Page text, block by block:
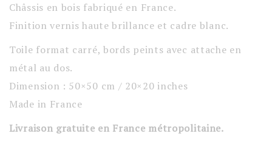
Châssis en bois fabriqué en France.
Finition vernis haute brillance et cadre blanc.
Toile format carré, bords peints avec attache en
métal au dos.
Dimension : 50×50 cm / 20×20 inches
Made in France
Livraison gratuite en France métropolitaine.